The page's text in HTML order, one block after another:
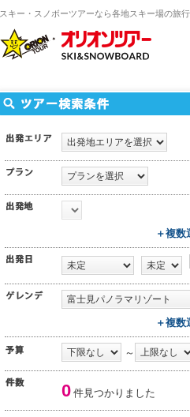
スキー・スノボーツアーなら各地スキー場の旅
＋複数
＋複数
～
0 件見つかりました